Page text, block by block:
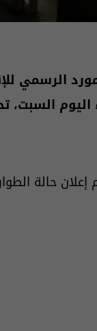
الرسمي
اليوم
حالة الطوارئ في